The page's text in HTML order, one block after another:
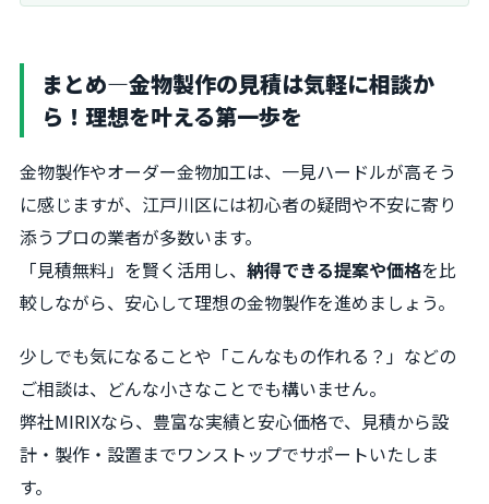
まとめ―金物製作の見積は気軽に相談か
ら！理想を叶える第一歩を
金物製作やオーダー金物加工は、一見ハードルが高そう
に感じますが、江戸川区には初心者の疑問や不安に寄り
添うプロの業者が多数います。
「見積無料」を賢く活用し、 納得できる提案や価格を比
較しながら、安心して理想の金物製作を進めましょう。
少しでも気になることや「こんなもの作れる？」などの
ご相談は、どんな小さなことでも構いません。
弊社MIRIXなら、豊富な実績と安心価格で、見積から設
計・製作・設置までワンストップでサポートいたしま
す。